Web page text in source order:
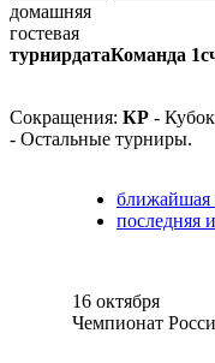
домашняя
гостевая
турнирдатаКоманда 1
Сокращения: КР -
- Остальные турниры.
ближайшая
последняя
16 октября
Чемпионат